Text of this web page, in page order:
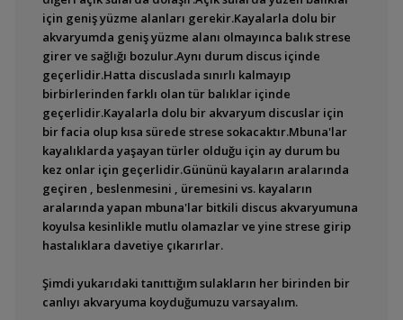
Aquaponik Sistemler
(Pazı Ve Çilek, Örnek
Kurulum)
Balık Uyum Tablosu
Balıklarda Ve
Yumurtalardaki
Mantar Hastalığı
Biyotop Akvaryumu Ve
Kurulumu
Dıy, Black Water
Farklı Göl Balıkları
Neden Bir Arada
için geniş yüzme alanları gerekir.Kayalarla dolu bir
akvaryumda geniş yüzme alanı olmayınca balık strese
girer ve sağlığı bozulur.Aynı durum discus içinde
geçerlidir.Hatta discuslada sınırlı kalmayıp
birbirlerinden farklı olan tür balıklar içinde
geçerlidir.Kayalarla dolu bir akvaryum discuslar için
bir facia olup kısa sürede strese sokacaktır.Mbuna'lar
kayalıklarda yaşayan türler olduğu için ay durum bu
kez onlar için geçerlidir.Gününü kayaların aralarında
geçiren , beslenmesini , üremesini vs. kayaların
aralarında yapan mbuna'lar bitkili discus akvaryumuna
koyulsa kesinlikle mutlu olamazlar ve yine strese girip
hastalıklara davetiye çıkarırlar.
Şimdi yukarıdaki tanıttığım sulakların her birinden bir
canlıyı akvaryuma koyduğumuzu varsayalım.